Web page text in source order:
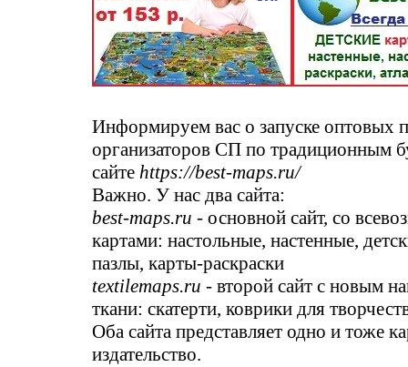
Информируем вас о запуске оптовых
организаторов СП по традиционным
сайте https://best-maps.ru/
Важно. У нас два сайта:
best-maps.ru - основной сайт, со
картами: настольные, настенные,
пазлы, карты-раскраски
textilemaps.ru - второй сайт с новым
ткани: скатерти, коврики для
Оба сайта представляет одно и тоже
издательство.